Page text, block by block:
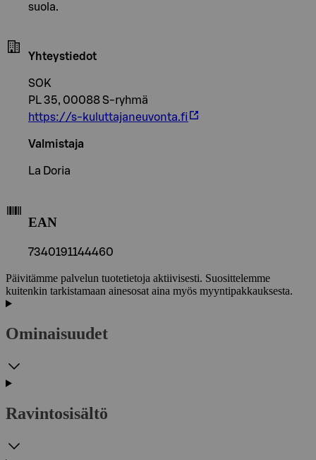
suola.
Yhteystiedot
SOK
PL 35, 00088 S-ryhmä
https://s-kuluttajaneuvonta.fi
Valmistaja
La Doria
EAN
7340191144460
Päivitämme palvelun tuotetietoja aktiivisesti. Suosittelemme
kuitenkin tarkistamaan ainesosat aina myös myyntipakkauksesta.
Ominaisuudet
Ravintosisältö